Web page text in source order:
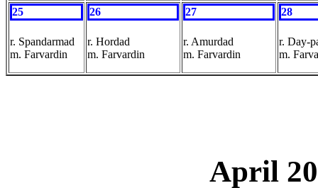
25
r. Spandarmad
m. Farvardin
26
r. Hordad
m. Farvardin
27
r. Amurdad
m. Farvardin
28
r. Day-
m.
April